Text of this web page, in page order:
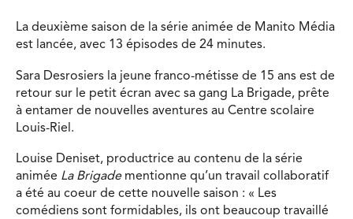
La deuxième saison de la série animée de Manito Média
est lancée, avec 13 épisodes de 24 minutes.
Sara Desrosiers la jeune franco-métisse de 15 ans est de
retour sur le petit écran avec sa gang La Brigade, prête
à entamer de nouvelles aventures au Centre scolaire
Louis-Riel.
Louise Deniset, productrice au contenu de la série
animée La Brigade mentionne qu’un travail collaboratif
a été au coeur de cette nouvelle saison : « Les
comédiens sont formidables, ils ont beaucoup travaillé